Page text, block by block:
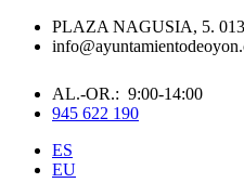
PLAZA NAGUSIA, 5.
AL.-OR.: 9:00-14:00
945 622 190
ES
EU